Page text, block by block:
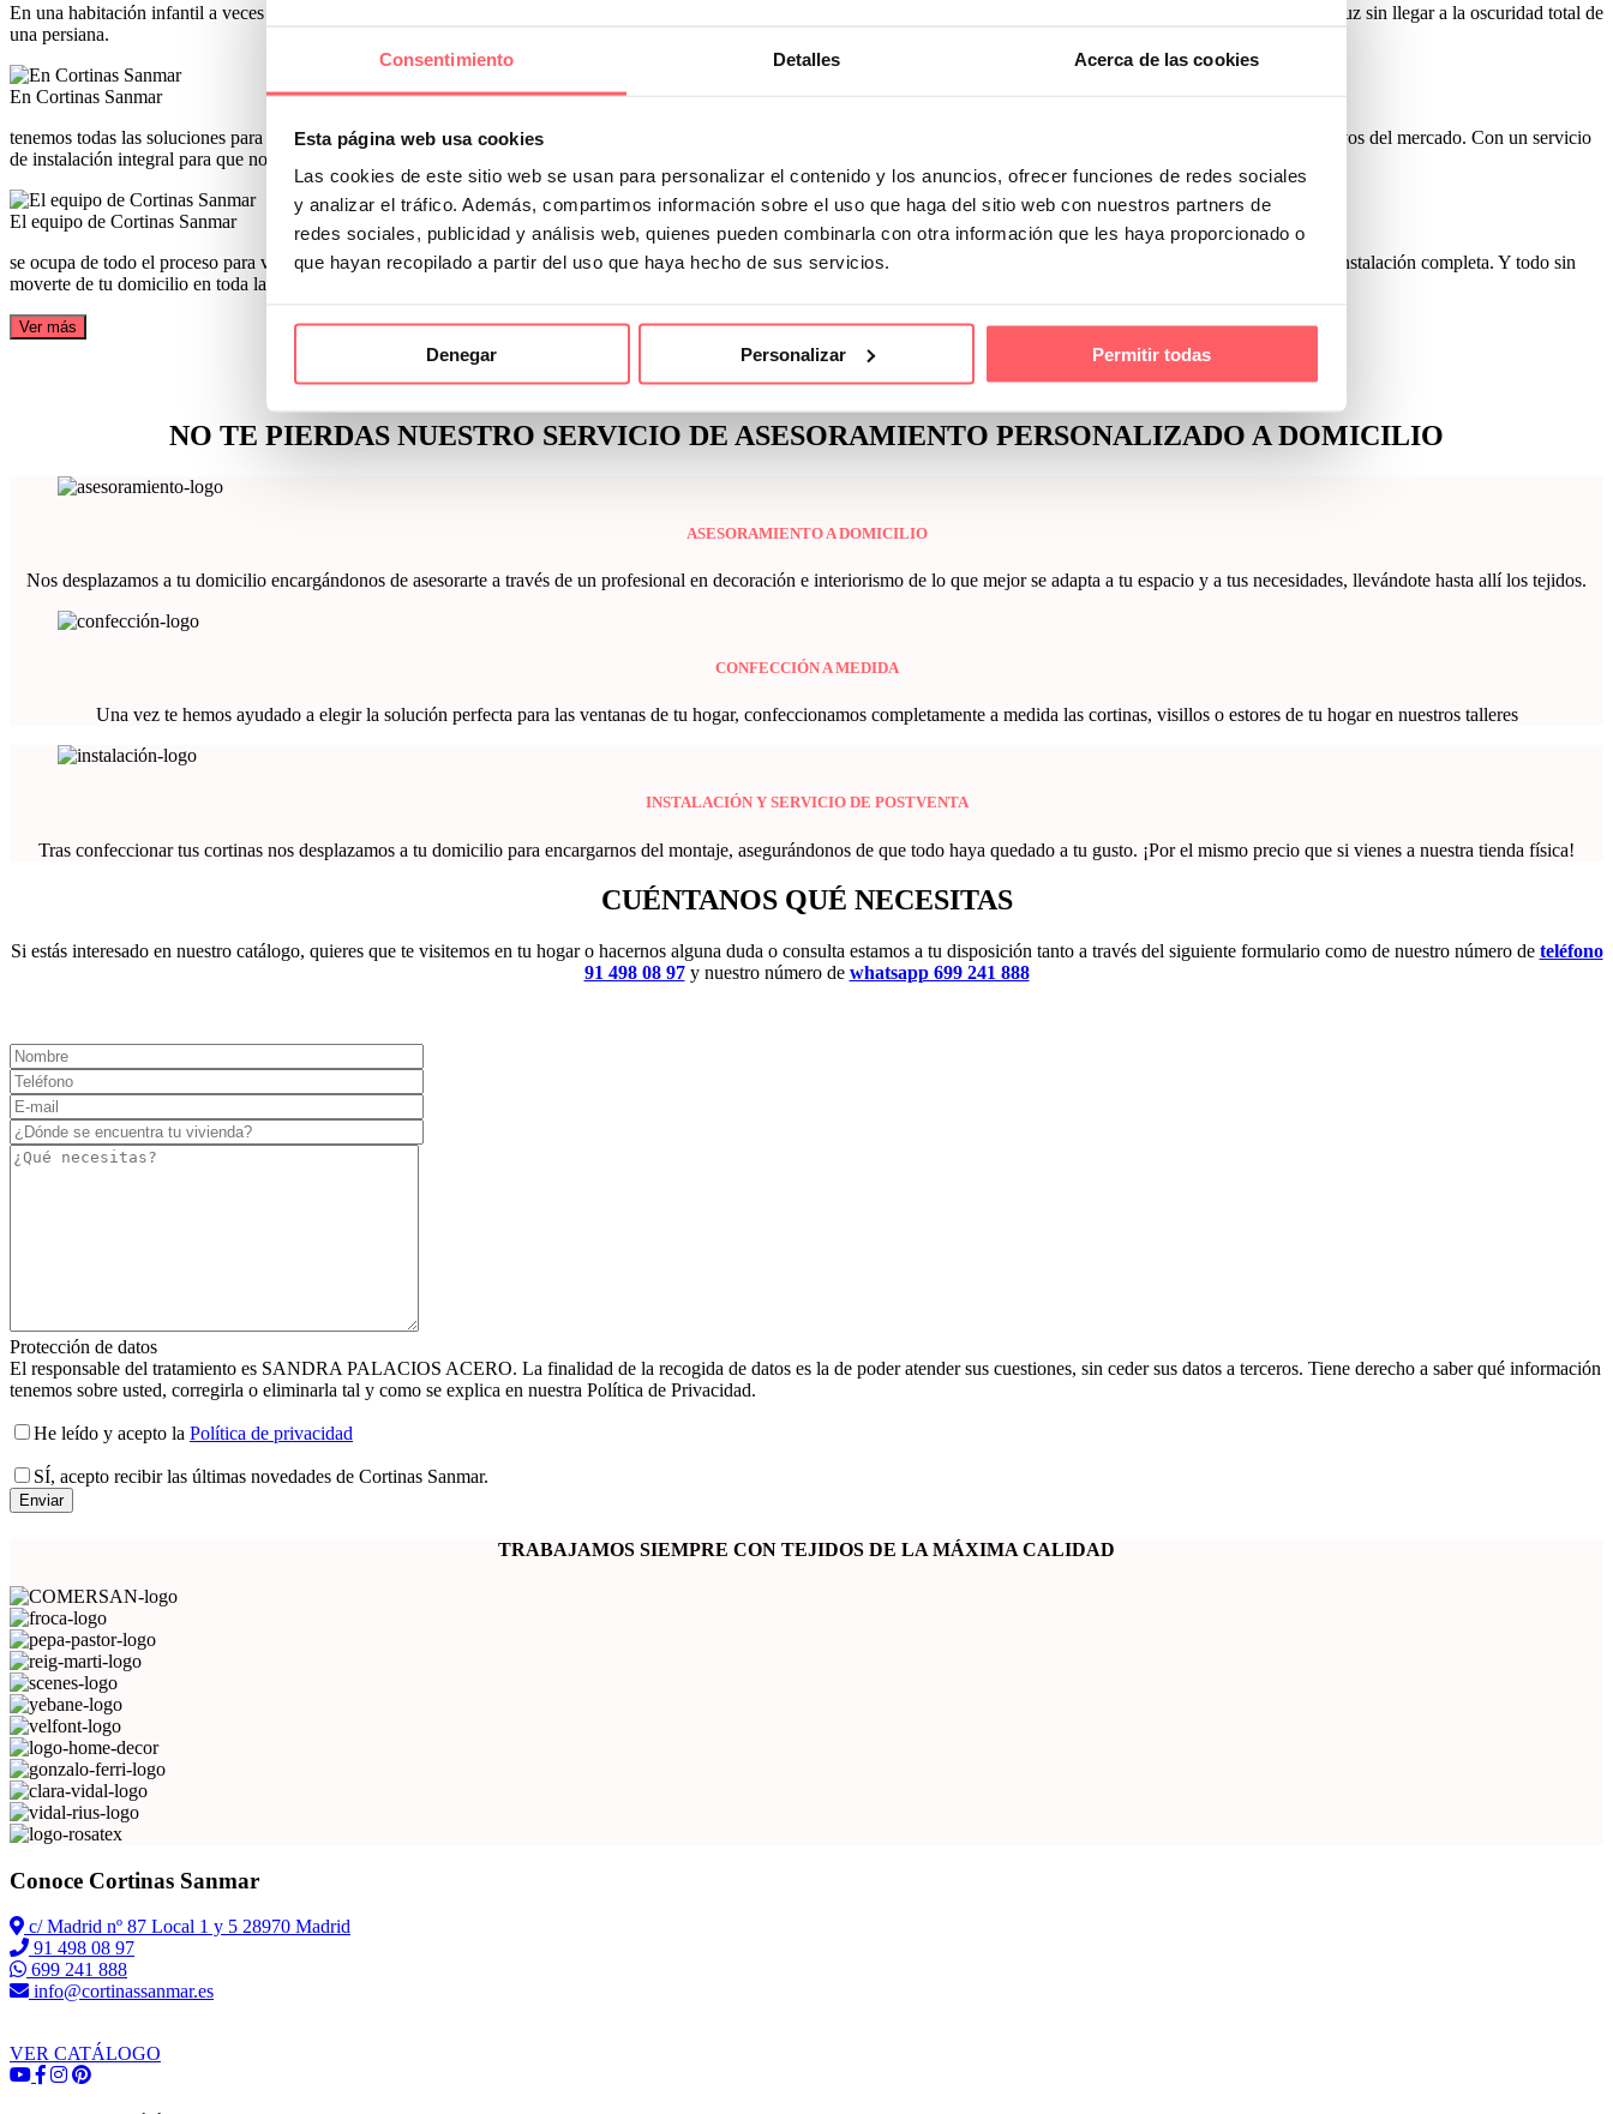
Consentimiento Detalles Acerca de las cookies
Esta página web usa cookies
Las cookies de este sitio web se usan para personalizar el contenido y los anuncios, ofrecer funciones de redes sociales
y analizar el tráfico. Además, compartimos información sobre el uso que haga del sitio web con nuestros partners de
redes sociales, publicidad y análisis web, quienes pueden combinarla con otra información que les haya proporcionado o
que hayan recopilado a partir del uso que haya hecho de sus servicios.
Denegar Personalizar Permitir todas
En una habitación infantil a veces es necesario esas dos capas de textiles. Muy útil para los más pequeños. Cuando en el momento de la siesta necesitamos tamizar la entrada de luz sin llegar a la oscuridad total de
una persiana.
En Cortinas Sanmar
tenemos todas las soluciones para tus ventanas. Confeccionamos a medida visillos, cortinas, estores, enrollables, verticales, noche y día…. Con uno de los precios más competitivos del mercado. Con un servicio
de instalación integral para que no tengas que preocuparte de nada
El equipo de Cortinas Sanmar
se ocupa de todo el proceso para vestir todas las ventanas de tu hogar. Toma de medidas, elección de tejidos o textiles, asesoramiento personalizado de las diferentes opciones e instalación completa. Y todo sin
moverte de tu domicilio en toda la Comunidad de Madrid
Ver más
¿Qué opinan nuestros clientesDE NOSOTROS?
NO TE PIERDAS NUESTRO SERVICIO DE ASESORAMIENTO PERSONALIZADO A DOMICILIO
ASESORAMIENTO A DOMICILIO
Nos desplazamos a tu domicilio encargándonos de asesorarte a través de un profesional en decoración e interiorismo de lo que mejor se adapta a tu espacio y a tus necesidades, llevándote hasta allí los tejidos.
CONFECCIÓN A MEDIDA
Una vez te hemos ayudado a elegir la solución perfecta para las ventanas de tu hogar, confeccionamos completamente a medida las cortinas, visillos o estores de tu hogar en nuestros talleres
INSTALACIÓN Y SERVICIO DE POSTVENTA
Tras confeccionar tus cortinas nos desplazamos a tu domicilio para encargarnos del montaje, asegurándonos de que todo haya quedado a tu gusto. ¡Por el mismo precio que si vienes a nuestra tienda física!
CUÉNTANOS QUÉ NECESITAS
Si estás interesado en nuestro catálogo, quieres que te visitemos en tu hogar o hacernos alguna duda o consulta estamos a tu disposición tanto a través del siguiente formulario como de nuestro número de teléfono
91 498 08 97y nuestro número de whatsapp 699 241 888
Protección de datos
El responsable del tratamiento es SANDRA PALACIOS ACERO. La finalidad de la recogida de datos es la de poder atender sus cuestiones, sin ceder sus datos a terceros. Tiene derecho a saber qué información
tenemos sobre usted, corregirla o eliminarla tal y como se explica en nuestra Política de Privacidad.
He leído y acepto la Política de privacidad
SÍ, acepto recibir las últimas novedades de Cortinas Sanmar.
TRABAJAMOS SIEMPRE CON TEJIDOS DE LA MÁXIMA CALIDAD
Conoce Cortinas Sanmar
c/ Madrid nº 87 Local 1 y 5 28970 Madrid
91 498 08 97
699 241 888
info@cortinassanmar.es
VER CATÁLOGO